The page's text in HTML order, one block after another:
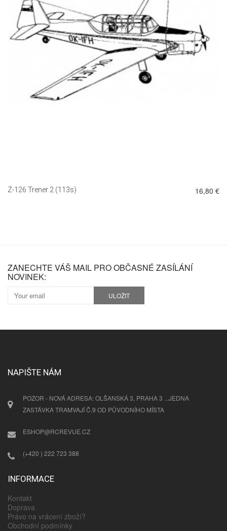
Z-126 Trener 2 (113s) 16,80 €
DETAIL
ZANECHTE VÁŠ MAIL PRO OBČASNÉ ZASÍLÁNÍ
NOVINEK:
ULOŽIT
NAPIŠTE NÁM
POZOR - NOVÁ ADRESA: OLŠANSKÁ 3, PRAHA 3 ...JEDNA
ZASTÁVKA TRAMVAJÍ Č.9 OD PŮVODNÍHO MÍSTA
ESHOP@RCREVUE.CZ
(+420 ) 222 723 388
INFORMACE
Kontakt
Doprava
Právo na vrácení zboží?
Obchodní podmínky